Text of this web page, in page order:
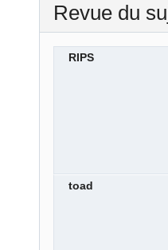
Revue du
RIPS
toad